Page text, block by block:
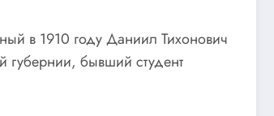
в 1910 году Даниил Тихонович
губернии, бывший студент